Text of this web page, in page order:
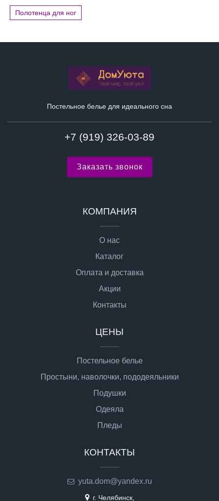
Полотенца для ног
Постельное белье для идеального сна
+7 (919) 326-03-89
Заказать звонок
КОМПАНИЯ
О нас
Каталог
Оплата и доставка
Акции
Контакты
ЦЕНЫ
Постельное белье
Простыни, наволочки, пододеяльники
Подушки
Одеяла
Пледы
КОНТАКТЫ
yuta.dom@yandex.ru
г. Челябинск,